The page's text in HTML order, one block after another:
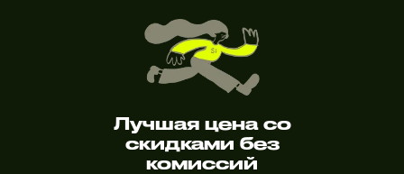
Лучшая цена со
скидками без
комиссий